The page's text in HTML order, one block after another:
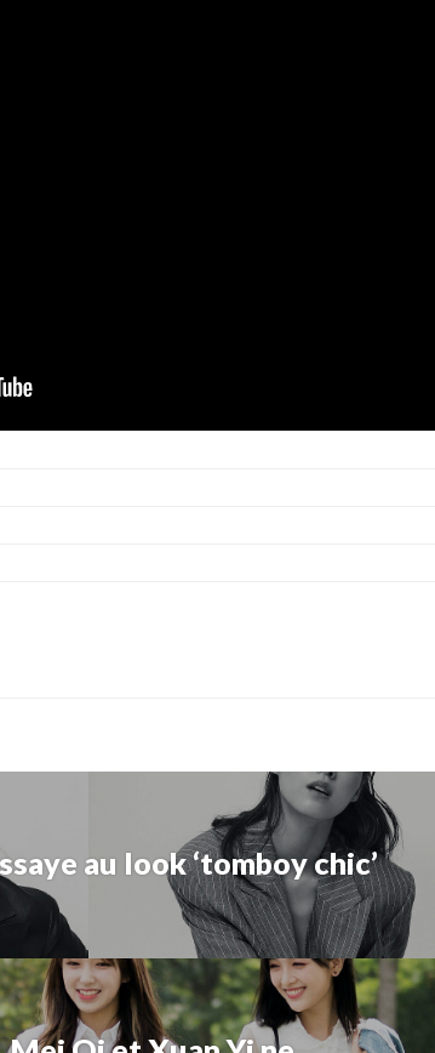
au look ‘tomboy chic’